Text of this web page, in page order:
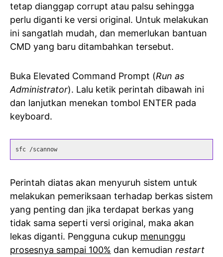
tetap dianggap corrupt atau palsu sehingga
perlu diganti ke versi original. Untuk melakukan
ini sangatlah mudah, dan memerlukan bantuan
CMD yang baru ditambahkan tersebut.
Buka Elevated Command Prompt (Run as
Administrator). Lalu ketik perintah dibawah ini
dan lanjutkan menekan tombol ENTER pada
keyboard.
sfc /scannow
Perintah diatas akan menyuruh sistem untuk
melakukan pemeriksaan terhadap berkas sistem
yang penting dan jika terdapat berkas yang
tidak sama seperti versi original, maka akan
lekas diganti. Pengguna cukup menunggu
prosesnya sampai 100% dan kemudian restart